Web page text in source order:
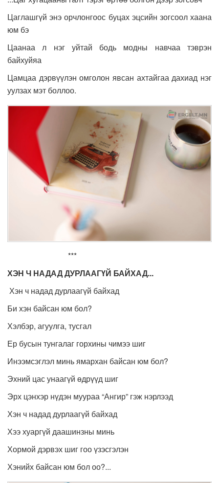
Цаглашгүй энэ орчлонгоос буцах эцсийн зогсоол хаана
юм бэ
Цаанаа л нэг уйтай бодь модны навчаа тэврэн
байхуйяа
Цамцаа дэрвүүлэн омголон явсан ахтайгаа дахиад нэг
уулзах мэт боллоо.
***
ХЭН Ч НАДАД ДУРЛААГҮЙ БАЙХАД...
Хэн ч надад дурлаагүй байхад
Би хэн байсан юм бол?
Хэлбэр, агуулга, тусгал
Ер бусын тунгалаг горхины чимээ шиг
Инээмсэглэл минь ямархан байсан юм бол?
Эхний цас унаагүй өдрүүд шиг
Эрх цэнхэр нүдэн муураа “Ангир” гэж нэрлээд
Хэн ч надад дурлаагүй байхад
Хээ хуаргүй даашинзны минь
Хормой дэрвэх шиг гоо үзэсгэлэн
Хэнийх байсан юм бол оо?...